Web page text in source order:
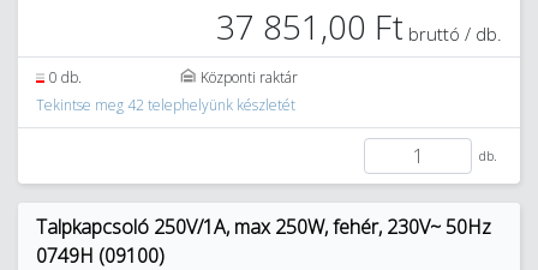
37 851,00 Ft bruttó / db.
0 db.
Központi raktár
Tekintse meg 42 telephelyünk készletét
db.
Talpkapcsoló 250V/1A, max 250W, fehér, 230V~ 50Hz
0749H (09100)